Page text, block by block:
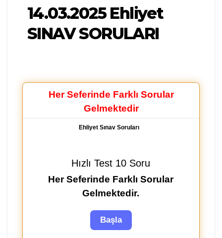
14.03.2025 Ehliyet
SINAV SORULARI
Her Seferinde Farklı Sorular
Gelmektedir
Ehliyet Sınav Soruları
Hızlı Test 10 Soru
Her Seferinde Farklı Sorular
Gelmektedir.